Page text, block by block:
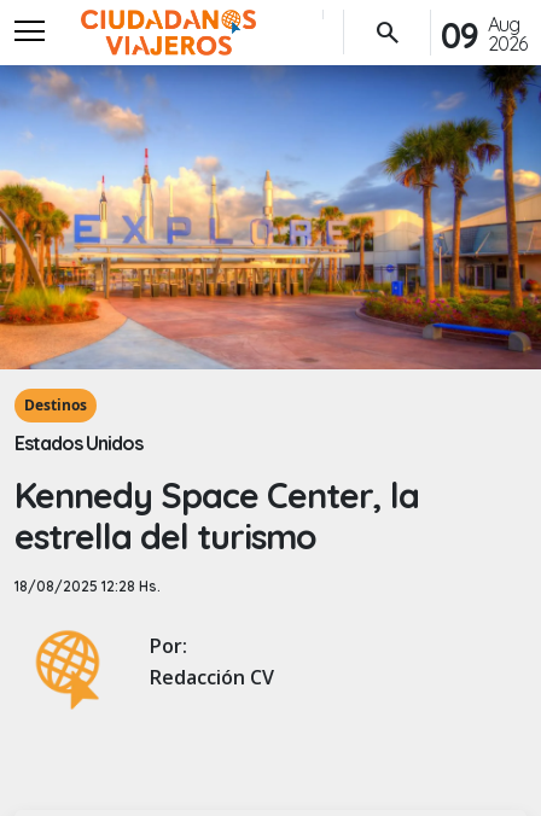
menu
Aug
2026
09
search
Destinos
Estados Unidos
Kennedy Space Center, la
estrella del turismo
18/08/2025 12:28 Hs.
Por:
Redacción CV